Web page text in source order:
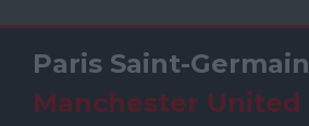
Paris Saint-Germain
Manchester United